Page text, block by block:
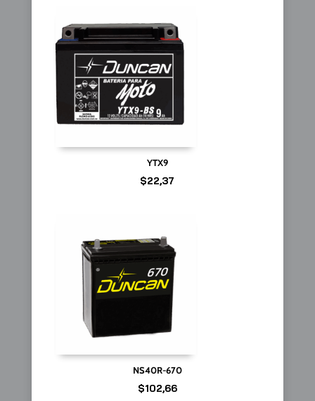
YTX9
$22,37
NS40R-670
$102,66